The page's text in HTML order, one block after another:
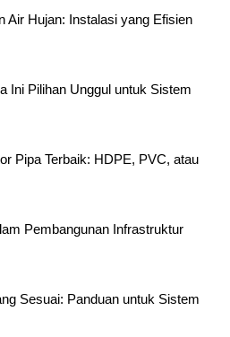
Air Hujan: Instalasi yang Efisien
Ini Pilihan Unggul untuk Sistem
Pipa Terbaik: HDPE, PVC, atau
Pembangunan Infrastruktur
Sesuai: Panduan untuk Sistem